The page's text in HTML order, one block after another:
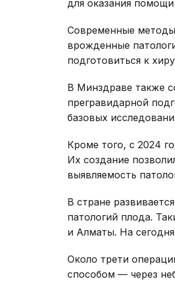
для оказания
Современные методы
врожденные
подготовиться к
В Минздраве также
прегравидарной
базовых
Кроме того, с 2024
Их создание
выявляемость
В стране
патологий плода.
и Алматы. На
Около трети
способом — через